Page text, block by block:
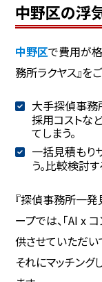
中野区の浮
中野区で費用が
務所ラクヤス』を
大手探偵事務
採用コストな
てしまう。
一括見積もり
う。比較検討
『探偵事務所一発
ープでは、「AI x
供させていただい
それにマッチン